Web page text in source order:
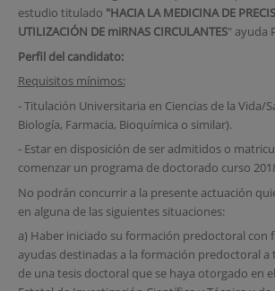
estudio titulado "HACIA LA MEDICINA DE
UTILIZACIÓN DE miRNAS CIRCULANTES" ayuda
Perfil del candidato:
Requisitos mínimos:
- Titulación Universitaria en Ciencias de la Vida/
Biología, Farmacia, Bioquímica o similar).
- Estar en disposición de ser admitidos o
comenzar un programa de doctorado curso
No podrán concurrir a la presente actuación
en alguna de las siguientes situaciones:
a) Haber iniciado su formación predoctoral con
ayudas destinadas a la formación predoctoral a
de una tesis doctoral que se haya otorgado en